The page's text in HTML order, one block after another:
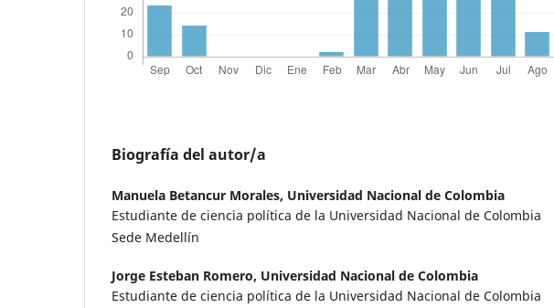
Biografía del autor/a
Manuela Betancur Morales, Universidad Nacional de Colombia
Estudiante de ciencia política de la Universidad Nacional de Colombia
Sede Medellín
Jorge Esteban Romero, Universidad Nacional de Colombia
Estudiante de ciencia política de la Universidad Nacional de Colombia